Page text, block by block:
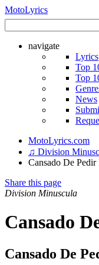
MotoLyrics
navigate
Lyrics
Top
Top
News
MotoLyrics.com
♫ Division
Cansado De Pedir
Share this page
Division Minuscula
Cansado
Cansado De